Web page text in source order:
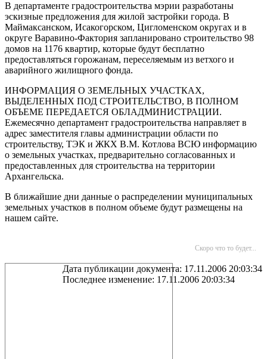
В департаменте градостроительства мэрии разработаны
эскизные предложения для жилой застройки города. В
Маймаксанском, Исакогорском, Цигломенском округах и в
округе Варавино-Фактория запланировано строительство 98
домов на 1176 квартир, которые будут бесплатно
предоставляться горожанам, переселяемым из ветхого и
аварийного жилищного фонда.
ИНФОРМАЦИЯ О ЗЕМЕЛЬНЫХ УЧАСТКАХ,
ВЫДЕЛЕННЫХ ПОД СТРОИТЕЛЬСТВО, В ПОЛНОМ
ОБЪЕМЕ ПЕРЕДАЕТСЯ ОБЛАДМИНИСТРАЦИИ.
Ежемесячно департамент градостроительства направляет в
адрес заместителя главы администрации области по
строительству, ТЭК и ЖКХ В.М. Котлова ВСЮ информацию
о земельных участках, предварительно согласованных и
предоставленных для строительства на территории
Архангельска.
В ближайшие дни данные о распределении муниципальных
земельных участков в полном объеме будут размещены на
нашем сайте.
Скоро что то будет...
Дата публикации документа: 17.11.2006 20:03:34
Последнее изменение: 17.11.2006 20:03:34